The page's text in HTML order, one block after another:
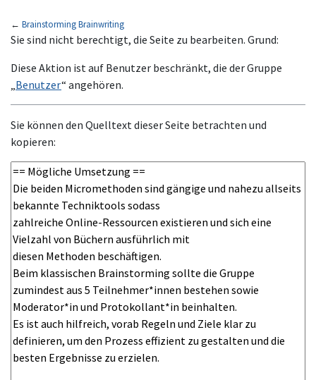
← Brainstorming Brainwriting
Wechseln zu:Navigation, Suche
Sie sind nicht berechtigt, die Seite zu bearbeiten. Grund:
Diese Aktion ist auf Benutzer beschränkt, die der Gruppe
Benutzer“ angehören.
Sie können den Quelltext dieser Seite betrachten und
kopieren: